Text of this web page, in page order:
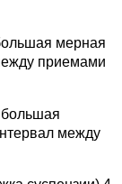
мерная
приемами
большая
между